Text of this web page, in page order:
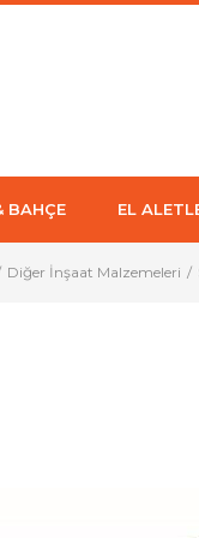
BAHÇE EL
Diğer İnşaat Malzemeleri